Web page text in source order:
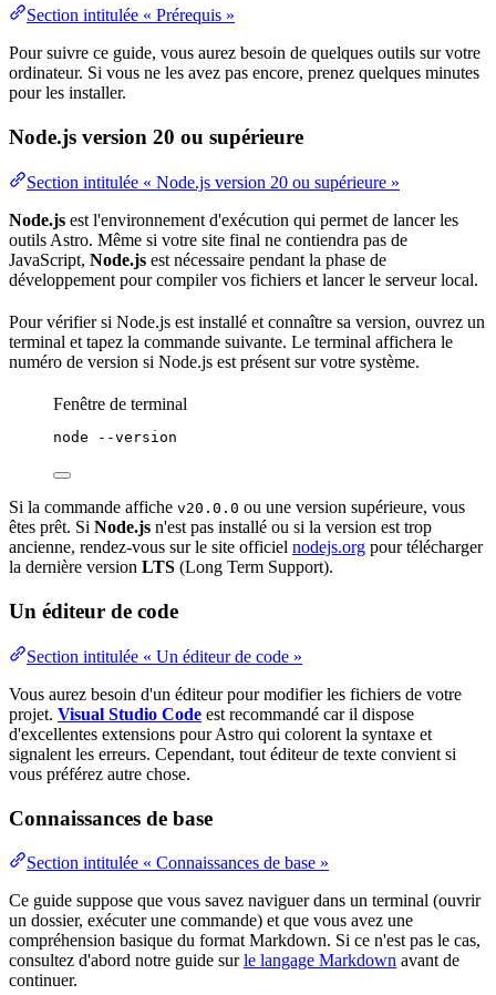
Section intitulée « Prérequis »
Pour suivre ce guide, vous aurez besoin de quelques outils sur votre
ordinateur. Si vous ne les avez pas encore, prenez quelques minutes
pour les installer.
Node.js version 20 ou supérieure
Section intitulée « Node.js version 20 ou supérieure »
Node.js est l'environnement d'exécution qui permet de lancer les
outils Astro. Même si votre site final ne contiendra pas de
JavaScript, Node.js est nécessaire pendant la phase de
développement pour compiler vos fichiers et lancer le serveur local.
Pour vérifier si Node.js est installé et connaître sa version, ouvrez un
terminal et tapez la commande suivante. Le terminal affichera le
numéro de version si Node.js est présent sur votre système.
Fenêtre de terminal
node --version
Si la commande affiche v20.0.0 ou une version supérieure, vous
êtes prêt. Si Node.js n'est pas installé ou si la version est trop
ancienne, rendez-vous sur le site officiel nodejs.org pour télécharger
la dernière version LTS (Long Term Support).
Un éditeur de code
Section intitulée « Un éditeur de code »
Vous aurez besoin d'un éditeur pour modifier les fichiers de votre
projet. Visual Studio Code est recommandé car il dispose
d'excellentes extensions pour Astro qui colorent la syntaxe et
signalent les erreurs. Cependant, tout éditeur de texte convient si
vous préférez autre chose.
Connaissances de base
Section intitulée « Connaissances de base »
Ce guide suppose que vous savez naviguer dans un terminal (ouvrir
un dossier, exécuter une commande) et que vous avez une
compréhension basique du format Markdown. Si ce n'est pas le cas,
consultez d'abord notre guide surle langage Markdown avant de
continuer.